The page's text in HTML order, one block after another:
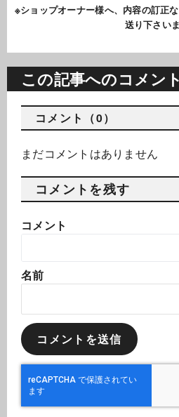
※ショップオーナー様へ、内容の訂正
送り下さい
この記事へのコメント
コメント（0）
まだコメントはありません
コメントを残す
コメント
名前